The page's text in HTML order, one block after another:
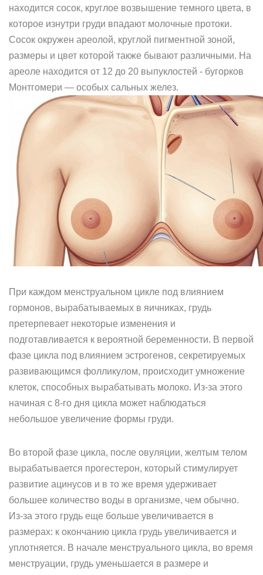
находится сосок, круглое возвышение темного цвета, в
которое изнутри груди впадают молочные протоки.
Сосок окружен ареолой, круглой пигментной зоной,
размеры и цвет которой также бывают различными. На
ареоле находится от 12 до 20 выпуклостей - бугорков
Монтгомери — особых сальных желез.
При каждом менструальном цикле под влиянием
гормонов, вырабатываемых в яичниках, грудь
претерпевает некоторые изменения и
подготавливается к вероятной беременности. В первой
фазе цикла под влиянием эстрогенов, секретируемых
развивающимся фолликулом, происходит умножение
клеток, способных вырабатывать молоко. Из-за этого
начиная с 8-го дня цикла может наблюдаться
небольшое увеличение формы груди.
Во второй фазе цикла, после овуляции, желтым телом
вырабатывается прогестерон, который стимулирует
развитие ацинусов и в то же время удерживает
большее количество воды в организме, чем обычно.
Из-за этого грудь еще больше увеличивается в
размерах: к окончанию цикла грудь увеличивается и
уплотняется. В начале менструального цикла, во время
менструации, грудь уменьшается в размере и